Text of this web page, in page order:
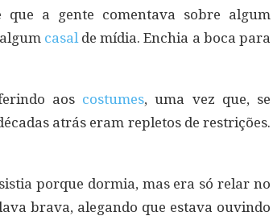
a gente comentava sobre algum
casalde mídia. Enchia a boca para
aoscostumes, uma vez que, se
atrás eram repletos de restrições.
porque dormia, mas era só relar no
brava, alegando que estava ouvindo